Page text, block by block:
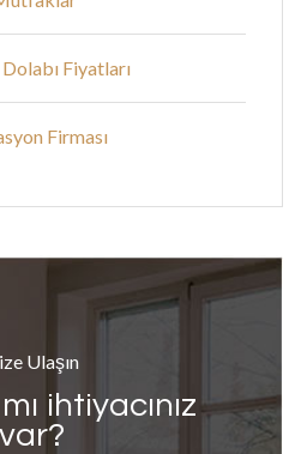
Fiyatları
Firması
Ulaşın
ihtiyacınız
var?